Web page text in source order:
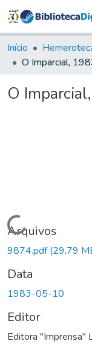
Início
O Imparcial,
O
Carregando...
Arquivos
9874.pdf(29,79
Data
1983-05-10
Editor
Editora "Imprensa"